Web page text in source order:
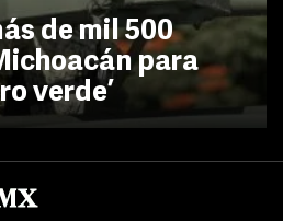
de mil 500
para
verde’